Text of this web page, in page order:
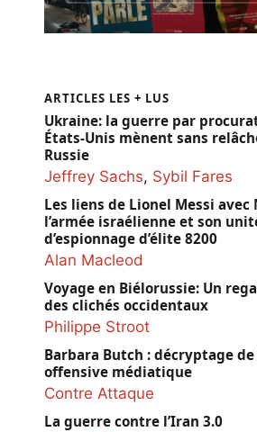
ARTICLES LES + LUS
Ukraine: la guerre par
États-Unis mènent sans
Russie
Jeffrey Sachs, Sybil Fares
Les liens de Lionel Messi avec
l’armée israélienne et son
d’espionnage d’élite 8200
Alan Macleod
Voyage en Biélorussie: Un
des clichés occidentaux
Philippe Stroot
Barbara Butch : décryptage
offensive médiatique
Contre Attaque
La guerre contre l’Iran 3.0